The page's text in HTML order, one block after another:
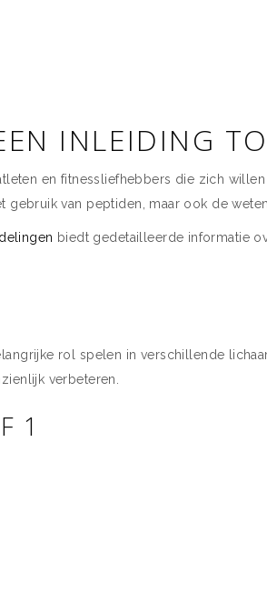
INLEIDING
en fitnessliefhebbers die zich
van peptiden, maar ook de
biedt gedetailleerde informatie
rol spelen in verschillende
verbeteren.
1